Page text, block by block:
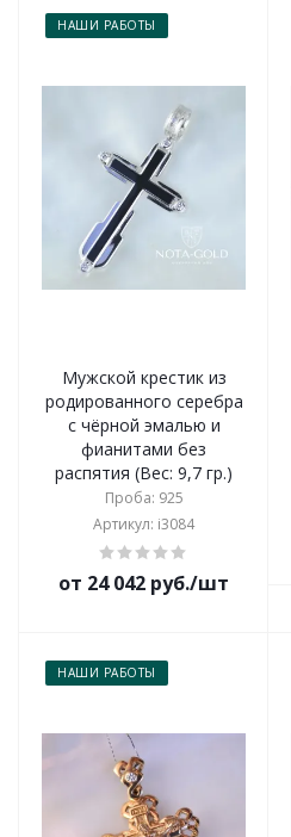
НАШИ РАБОТЫ
Мужской крестик из
родированного серебра
с чёрной эмалью и
фианитами без
распятия (Вес: 9,7 гр.)
Проба: 925
Артикул: i3084
от 24 042 руб./шт
НАШИ РАБОТЫ